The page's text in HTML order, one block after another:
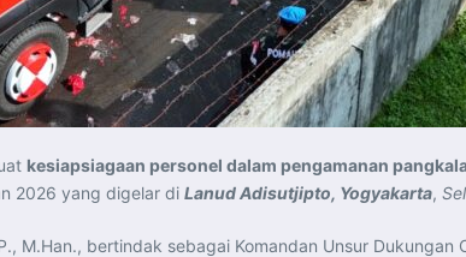
kesiapsiagaan personel dalam pengamanan
2026 yang digelar di Lanud Adisutjipto, Yogyakarta,
M.Han., bertindak sebagai Komandan Unsur